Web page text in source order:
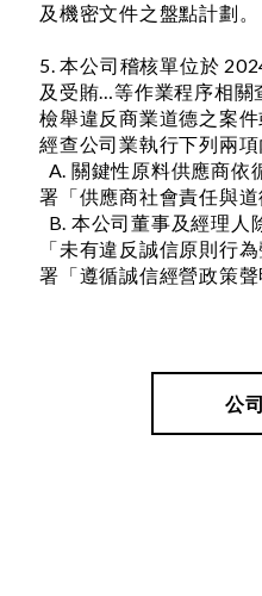
及機密文件之盤點計劃。
5. 本公司稽核單位於
及受賄…等作業程序相關
檢舉違反商業道德之案
經查公司業執行下列兩項
A. 關鍵性原料供應商依
署「供應商社會責任與道
B. 本公司董事及經理人
「未有違反誠信原則行
署「遵循誠信經營政策聲
公